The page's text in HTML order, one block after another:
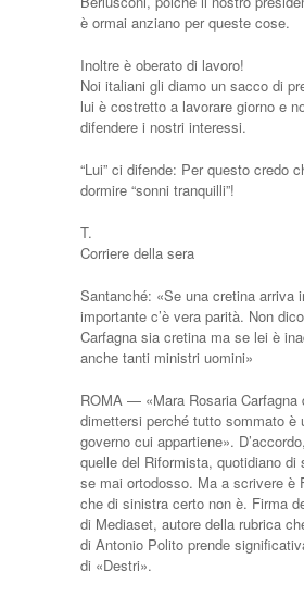
è ormai anziano per queste cose.
Inoltre è oberato di lavoro!
Noi italiani gli diamo un sacco di
lui è costretto a lavorare giorno e
difendere i nostri interessi.
“Lui” ci difende: Per questo credo
dormire “sonni tranquilli”!
T.
Corriere della sera
Santanché: «Se una cretina arriva
importante c’è vera parità. Non
Carfagna sia cretina ma se lei è
anche tanti ministri uomini»
ROMA — «Mara Rosaria Carfagna
dimettersi perché tutto sommato è
governo cui appartiene».
quelle del Riformista, quotidiano di
se mai ortodosso. Ma a scrivere è
che di sinistra certo non è. Firma
di Mediaset, autore della rubrica
di Antonio Polito prende
di «Destri».